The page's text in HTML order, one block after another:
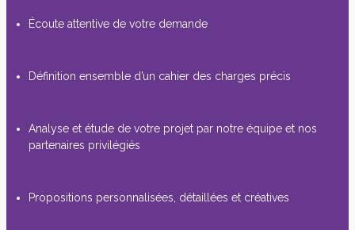
Écoute attentive de votre demande
Définition ensemble d’un cahier des charges précis
Analyse et étude de votre projet par notre équipe et nos
partenaires privilégiés
Propositions personnalisées, détaillées et créatives